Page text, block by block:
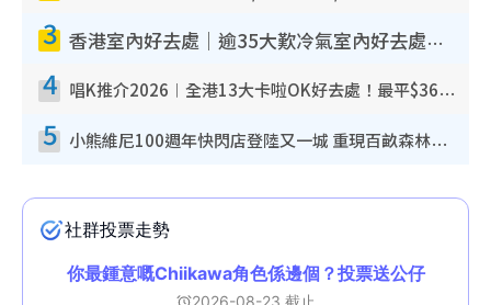
3 香港室內好去處｜逾35大歎冷氣室內好去處推介 室內活動免費避雨無懼落雨
4 唱K推介2026︱全港13大卡啦OK好去處！最平$36起 日文K都有！(附地址+收費詳情)
5 小熊維尼100週年快閃店登陸又一城 重現百畝森林經典場景／獨家限定盲盒登場／專屬DIY香水